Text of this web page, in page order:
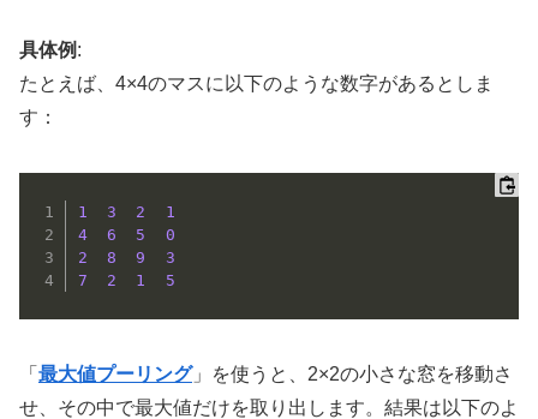
具体例 :
たとえば、4×4のマスに以下のような数字があるとしま
す：
1 3 2
1
4
6 5
0
2
8 9
3
7
2 1 5
「 最大値プーリング」を使うと、2×2の小さな窓を移動さ
せ、その中で最大値だけを取り出します。結果は以下のよ